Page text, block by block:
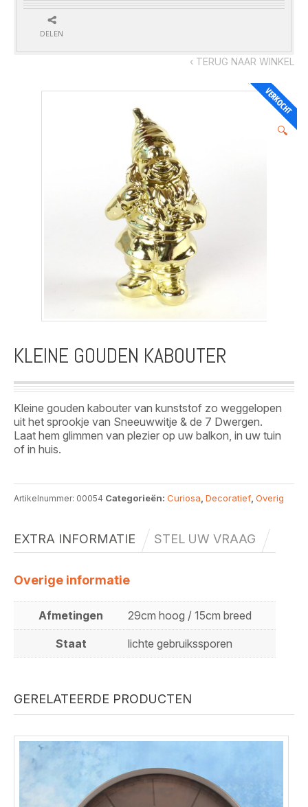
‹ TERUG NAAR WINKEL
🔍
KLEINE GOUDEN KABOUTER
Kleine gouden kabouter van kunststof zo weggelopen
uit het sprookje van Sneeuwwitje & de 7 Dwergen.
Laat hem glimmen van plezier op uw balkon, in uw tuin
of in huis.
Artikelnummer: 00054 Categorieën: Curiosa Decoratief Overig
EXTRA INFORMATIE STEL UW VRAAG
Overige informatie
Afmetingen 29cm hoog / 15cm breed
Staat lichte gebruikssporen
GERELATEERDE PRODUCTEN
DELEN